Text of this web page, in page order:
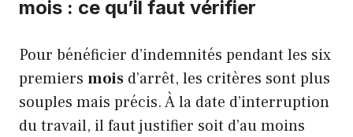
mois : ce qu’il faut vérifier
Pour bénéficier d’indemnités pendant les six
premiers mois d’arrêt, les critères sont plus
souples mais précis. À la date d’interruption
du travail, il faut justifier soit d’au moins